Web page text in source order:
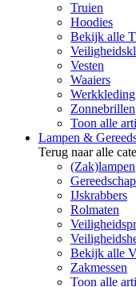
Truien
Hoodies
Bekijk alle
Vesten
Waaiers
Werkkleding
Zonnebrillen
Toon alle
Lampen &
Terug naar alle
(Zak)lampen
Gereedschap
IJskrabbers
Rolmaten
Bekijk alle
Zakmessen
Toon alle